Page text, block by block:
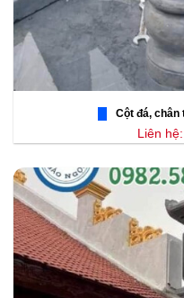
Cột đá, chân
Liên